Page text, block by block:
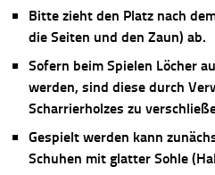
Bitte zieht den Platz nach
die Seiten und den Zaun) ab.
Sofern beim Spielen Löcher
werden, sind diese durch
Scharrierholzes zu
Gespielt werden kann
Schuhen mit glatter Sohle